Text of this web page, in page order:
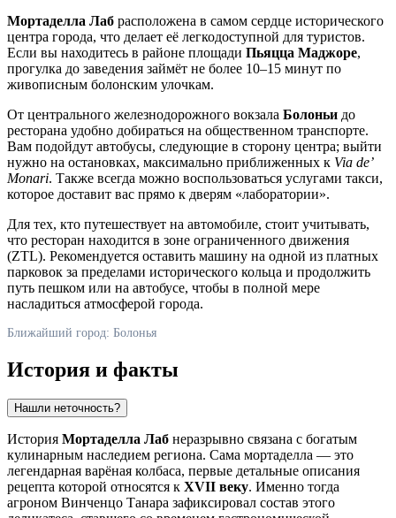
Мортаделла Лаб расположена в самом сердце исторического
центра города, что делает её легкодоступной для туристов.
Если вы находитесь в районе площади Пьяцца Маджоре,
прогулка до заведения займёт не более 10–15 минут по
живописным болонским улочкам.
От центрального железнодорожного вокзала Болоньи до
ресторана удобно добираться на общественном транспорте.
Вам подойдут автобусы, следующие в сторону центра; выйти
нужно на остановках, максимально приближенных к Via de’
Monari. Также всегда можно воспользоваться услугами такси,
которое доставит вас прямо к дверям «лаборатории».
Для тех, кто путешествует на автомобиле, стоит учитывать,
что ресторан находится в зоне ограниченного движения
(ZTL). Рекомендуется оставить машину на одной из платных
парковок за пределами исторического кольца и продолжить
путь пешком или на автобусе, чтобы в полной мере
насладиться атмосферой города.
Ближайший город: Болонья
История и факты
Нашли неточность?
История Мортаделла Лаб неразрывно связана с богатым
кулинарным наследием региона. Сама мортаделла — это
легендарная варёная колбаса, первые детальные описания
рецепта которой относятся к XVII веку. Именно тогда
агроном Винченцо Танара зафиксировал состав этого